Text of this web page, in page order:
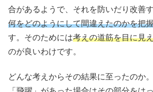
合があるようで、それを防いだり改善
何をどのようにして間違えたのかを把
す。そのためには考えの道筋を目に見
のが良いわけです。
どんな考えからその結果に至ったのか